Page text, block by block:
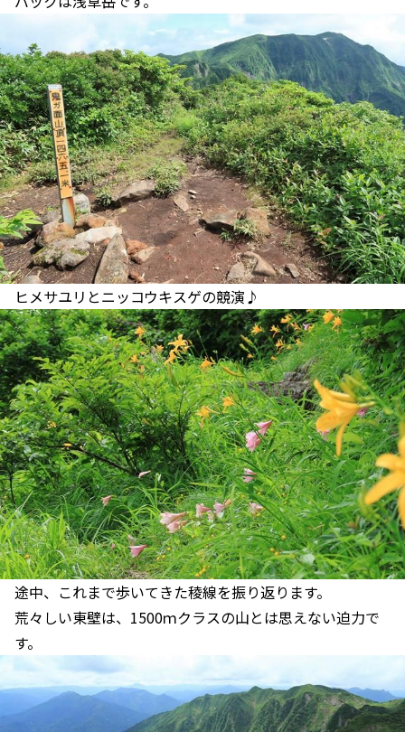
ヒメサユリとニッコウキスゲの競演♪
途中、これまで歩いてきた稜線を振り返ります。
荒々しい東壁は、1500ｍクラスの山とは思えない迫力で
す。